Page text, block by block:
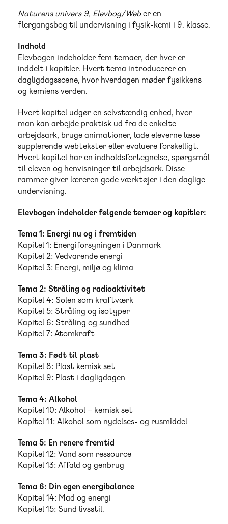
Naturens univers 9, Elevbog/Weber en
flergangsbog til undervisning i fysik-kemi i 9. klasse.
Indhold
Elevbogen indeholder fem temaer, der hver er
inddelt i kapitler. Hvert tema introducerer en
dagligdagsscene, hvor hverdagen møder fysikkens
og kemiens verden.
Hvert kapitel udgør en selvstændig enhed, hvor
man kan arbejde praktisk ud fra de enkelte
arbejdsark, bruge animationer, lade eleverne læse
supplerende webtekster eller evaluere forskelligt.
Hvert kapitel har en indholdsfortegnelse, spørgsmål
til eleven og henvisninger til arbejdsark. Disse
rammer giver læreren gode værktøjer i den daglige
undervisning.
Elevbogen indeholder følgende temaer og kapitler:
Tema 1: Energi nu og i fremtiden
Kapitel 1: Energiforsyningen i Danmark
Kapitel 2: Vedvarende energi
Kapitel 3: Energi, miljø og klima
Tema 2: Stråling og radioaktivitet
Kapitel 4: Solen som kraftværk
Kapitel 5: Stråling og isotyper
Kapitel 6: Stråling og sundhed
Kapitel 7: Atomkraft
Tema 3: Født til plast
Kapitel 8: Plast kemisk set
Kapitel 9: Plast i dagligdagen
Tema 4: Alkohol
Kapitel 10: Alkohol – kemisk set
Kapitel 11: Alkohol som nydelses- og rusmiddel
Tema 5: En renere fremtid
Kapitel 12: Vand som ressource
Kapitel 13: Affald og genbrug
Tema 6: Din egen energibalance
Kapitel 14: Mad og energi
Kapitel 15: Sund livsstil.